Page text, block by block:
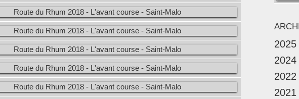
2025
2024
2022
2021